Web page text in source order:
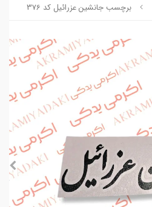
برچسب جانشین عزرائیل کد 376